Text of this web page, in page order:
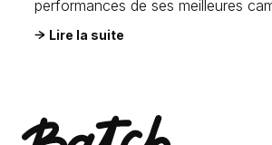
performances de ses meilleures
Lire la suite